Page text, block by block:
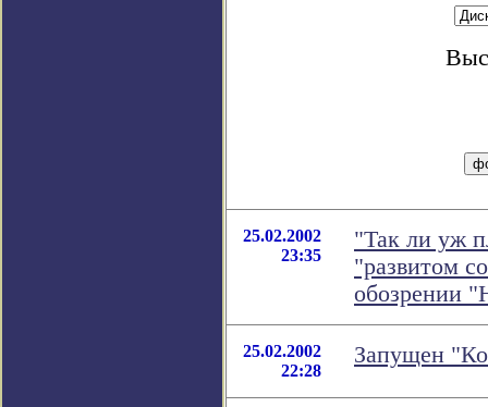
25.02.2002
23:35
"Так ли уж
"развитом
обозрении
25.02.2002
22:28
Запущен